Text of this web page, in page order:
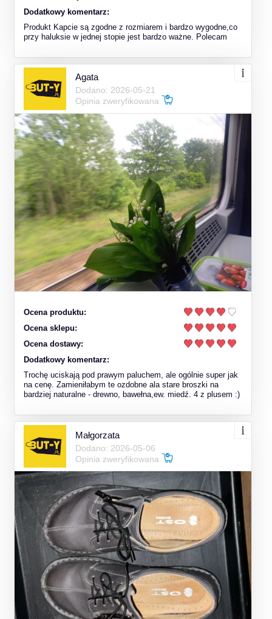
Dodatkowy komentarz:
Produkt Kapcie są zgodne z rozmiarem i bardzo wygodne,co
przy haluksie w jednej stopie jest bardzo ważne. Polecam
Agata
Dodano: 2026-05-21
Opinia zweryfikowana
Ocena produktu:
Ocena sklepu:
Ocena dostawy:
Dodatkowy komentarz:
Trochę uciskają pod prawym paluchem, ale ogólnie super jak
na cenę. Zamieniłabym te ozdobne ala stare broszki na
bardziej naturalne - drewno, bawełna,ew. miedź. 4 z plusem :)
Małgorzata
Dodano: 2026-05-06
Opinia zweryfikowana